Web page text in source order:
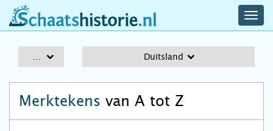
schaatshistorie.nl
Duitsland
Merktekens van A tot Z